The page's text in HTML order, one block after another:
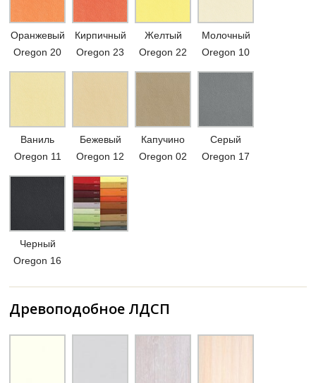
Оранжевый
Oregon 20
Кирпичный
Oregon 23
Желтый
Oregon 22
Молочный
Oregon 10
Ваниль
Oregon 11
Бежевый
Oregon 12
Капучино
Oregon 02
Серый
Oregon 17
Черный
Oregon 16
Древоподобное ЛДСП